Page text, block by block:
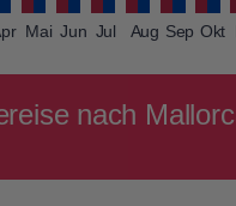
Mai Jun Jul Aug Sep Okt
nach